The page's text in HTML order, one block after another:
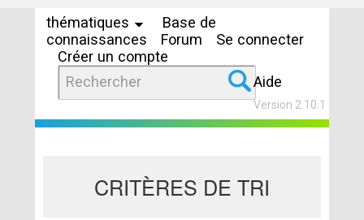
thématiques
Base de
connaissances
Forum
Se connecter
Créer un compte
Aide
Version 2.10.1
CRITÈRES DE TRI